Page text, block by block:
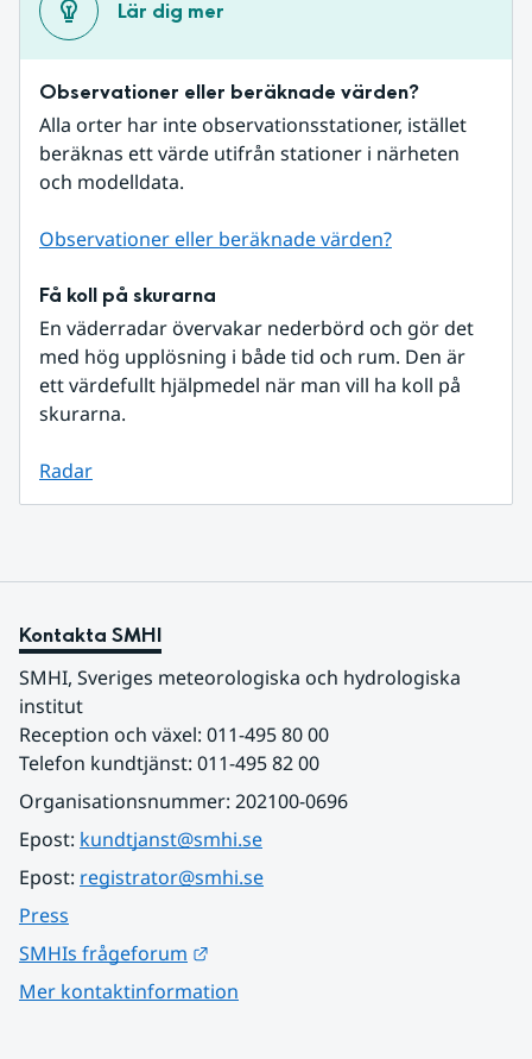
Lär dig mer
Observationer eller beräknade värden?
Alla orter har inte observationsstationer, istället
beräknas ett värde utifrån stationer i närheten
och modelldata.
Observationer eller beräknade värden?
Få koll på skurarna
En väderradar övervakar nederbörd och gör det
med hög upplösning i både tid och rum. Den är
ett värdefullt hjälpmedel när man vill ha koll på
skurarna.
Radar
Kontakta SMHI
SMHI, Sveriges meteorologiska och hydrologiska
institut
Reception och växel: 011-495 80 00
Telefon kundtjänst: 011-495 82 00
Organisationsnummer: 202100-0696
Epost: kundtjanst@smhi.se
Epost: registrator@smhi.se
Press
SMHIs frågeforum
Mer kontaktinformation